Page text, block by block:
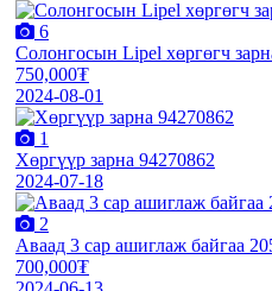
6
Солонгосын Lipel хөргөгч
750,000₮
2024-08-01
1
Хөргүүр зарна 94270862
2024-07-18
2
Аваад 3 сар ашиглаж байгаа
700,000₮